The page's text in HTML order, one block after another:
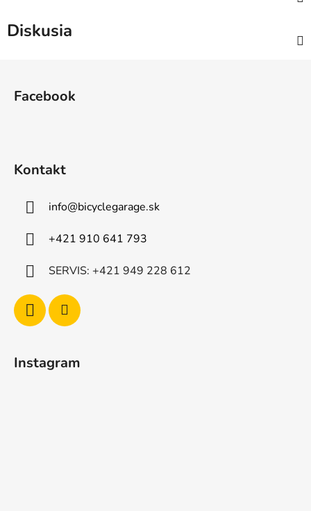
Diskusia
Facebook
Kontakt
info@bicyclegarage.sk
+421 910 641 793
SERVIS: +421 949 228 612
Instagram